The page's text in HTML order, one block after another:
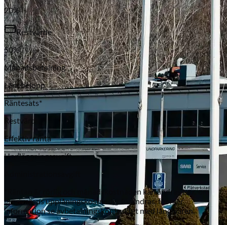
Subaru
20%
Restvärde
50%
Månadsbetalning
Lånebelopp
Räntesats*
Restvärde
Effektiv ränta
Uppläggningsavgift
*Räntan är rörlig och månadskostnaden kan ändras t.ex. om
långivarens upplåningskostnader förändras, för mer
information se avbetalningskontraktet med långivaren.